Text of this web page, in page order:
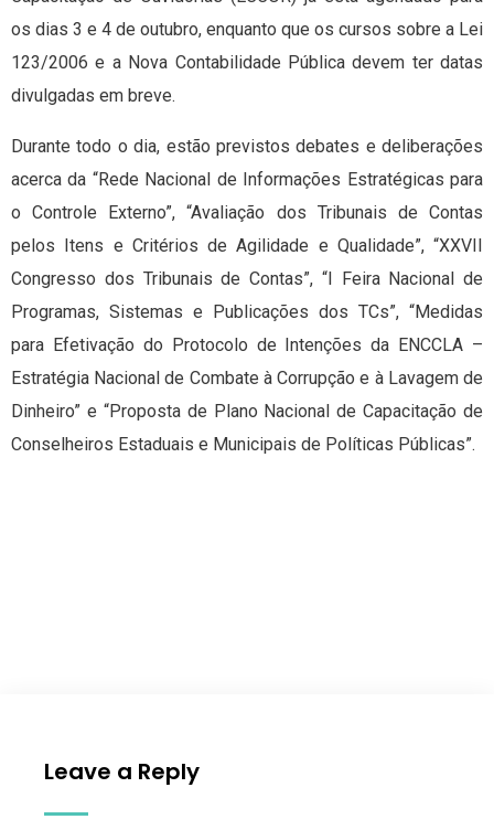
os dias 3 e 4 de outubro, enquanto que os cursos sobre a Lei
123/2006 e a Nova Contabilidade Pública devem ter datas
divulgadas em breve.
Durante todo o dia, estão previstos debates e deliberações
acerca da “Rede Nacional de Informações Estratégicas para
o Controle Externo”, “Avaliação dos Tribunais de Contas
pelos Itens e Critérios de Agilidade e Qualidade”, “XXVII
Congresso dos Tribunais de Contas”, “I Feira Nacional de
Programas, Sistemas e Publicações dos TCs”, “Medidas
para Efetivação do Protocolo de Intenções da ENCCLA –
Estratégia Nacional de Combate à Corrupção e à Lavagem de
Dinheiro” e “Proposta de Plano Nacional de Capacitação de
Conselheiros Estaduais e Municipais de Políticas Públicas”.
Leave a Reply